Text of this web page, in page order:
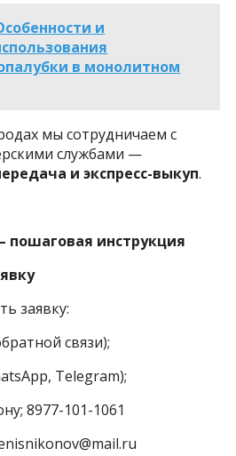
и
в монолитном
мы сотрудничаем с
службами —
и экспресс-выкуп.
пошаговая инструкция
заявку:
связи);
Telegram);
8977-101-1061